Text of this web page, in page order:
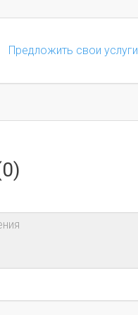
Предложить свои услуги